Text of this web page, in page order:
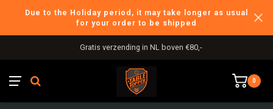
Due to the Holiday period, it may take longer as usual
for your order to be shipped
Gratis verzending in NL boven €80,-
0